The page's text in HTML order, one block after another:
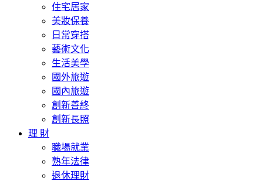
住宅居家
美妝保養
日常穿搭
藝術文化
生活美學
國外旅遊
國內旅遊
創新善終
創新長照
理 財
職場就業
熟年法律
退休理財